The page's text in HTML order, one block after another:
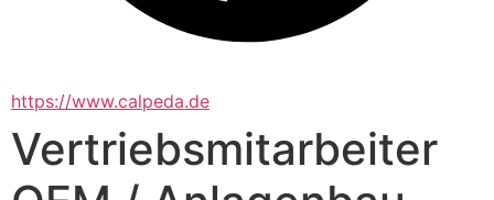
https://www.calpeda.de
Vertriebsmitarbeiter